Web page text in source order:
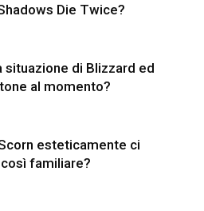
Die Twice?
situazione di Blizzard ed
al momento?
esteticamente ci
familiare?